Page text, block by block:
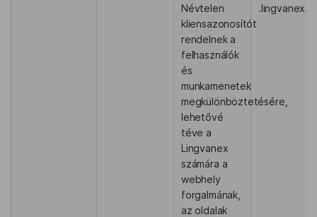
Névtelen
kliensazonosítót
rendelnek a
felhasználók
és
munkamenetek
megkülönböztetésére,
lehetővé
téve a
Lingvanex
számára a
webhely
forgalmának,
az oldalak